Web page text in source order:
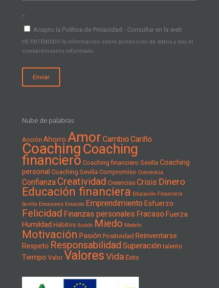
*
Acepto la Política de Privacidad - Consultar en la web
HE ENTENDIDO la información sobre protección de datos y doy el
consentimiento informado.
Nube de palabras
Acción Ahorro Amor Cambio Cariño
Coaching Coaching
financiero Coaching financiero Sevilla Coaching
personal Coaching Sevilla Compromiso Conciencia
Confianza Creatividad Creencias Crisis Dinero
Educación financiera Educación Financiera
Sevilla Emociones Emoción Emprendimiento Esfuerzo
Felicidad Finanzas personales Fracaso Fuerza
Humildad Hábitos Ilusión Miedo Modelo
Motivación Pasión Positividad Reinventarse
Respeto Responsabilidad Superación talento
Tiempo Valor ValoresVida Éxito